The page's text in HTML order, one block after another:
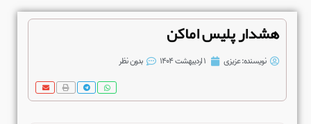
هشدار پلیس اماکن
نویسنده:عزیزی بدون نظر